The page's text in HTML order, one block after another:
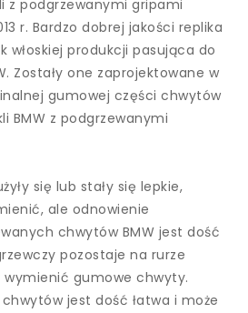
z podgrzewanymi gripami
r. Bardzo dobrej jakości replika
produkcji pasująca do
Zostały one zaprojektowane w
gumowej części chwytów
BMW z podgrzewanymi
się lub stały się lepkie,
ale odnowienie
chwytów BMW jest dość
pozostaje na rurze
gumowe chwyty.
jest dość łatwa i może